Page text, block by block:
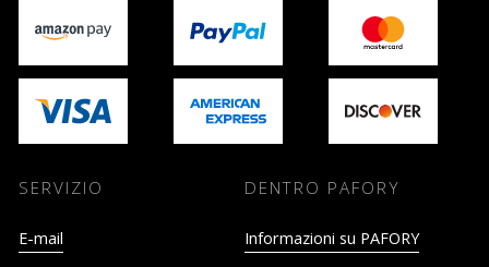
SERVIZIO
E-mail
DENTRO PAFORY
Informazioni su PAFORY